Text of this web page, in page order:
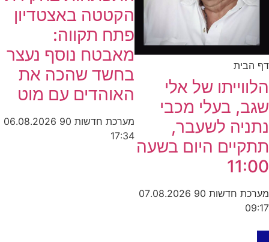
דף הבית
הלווייתו של אלי
שגב, בעלי מכבי
נתניה לשעבר,
תתקיים היום בשעה
11:00
מערכת חדשות 90
07.08.2026
09:17
הקטטה באצטדיון
פתח תקווה:
מאבטח נוסף נעצר
בחשד שהכה את
האוהדים עם מוט
מערכת חדשות 90
06.08.2026
17:34